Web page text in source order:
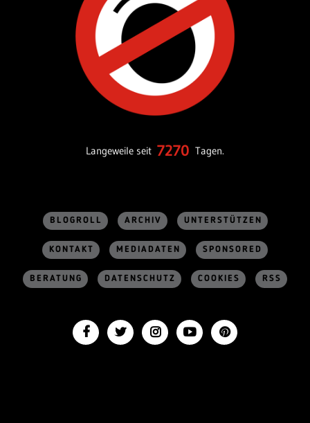
Langeweile seit 7270 Tagen.
BLOGROLL ARCHIV UNTERSTÜTZEN
KONTAKT MEDIADATEN SPONSORED
BERATUNG DATENSCHUTZ COOKIES RSS